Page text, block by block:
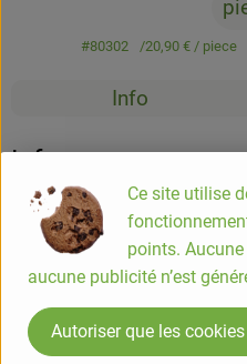
#80302 20,90 €/ piece
Info
Info
COMPOSITION
TOFU* 92% (fèves de soja*
de magnésium, sulfate de
(sel de mer, extrait de
carottes*, céleri*, macis*,
Ce site utilise
points.
aucune publicité n’est
Autoriser que les